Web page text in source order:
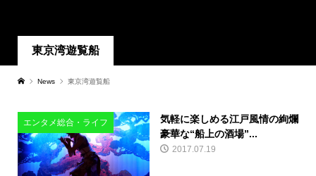
東京湾遊覧船
News 東京湾遊覧船
エンタメ総合・ライフ
気軽に楽しめる江戸風情の絢爛
豪華な“船上の酒場”...
2017.07.19